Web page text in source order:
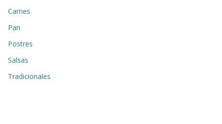
Carnes
Pan
Postres
Salsas
Tradicionales